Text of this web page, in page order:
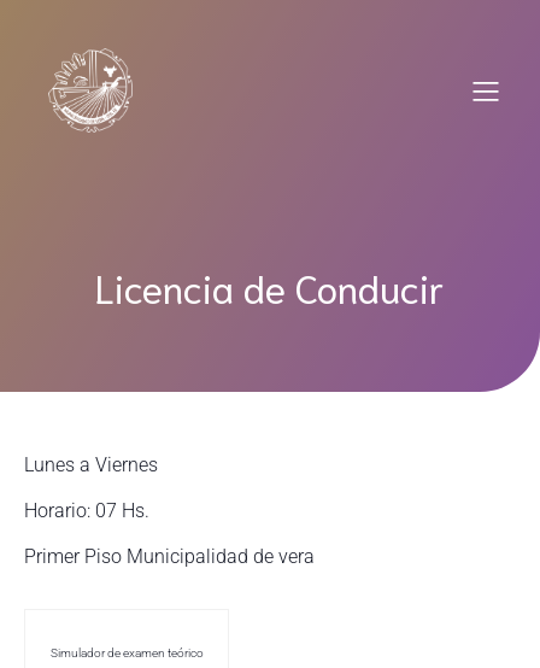
contenido
Licencia de Conducir
Lunes a Viernes
Horario: 07 Hs.
Primer Piso Municipalidad de vera
Simulador de examen teórico